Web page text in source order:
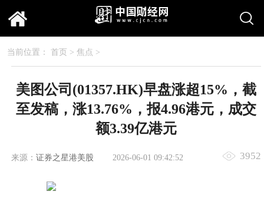
当前位置： 首页 > 焦点 >
美图公司(01357.HK)早盘涨超15%，截
至发稿，涨13.76%，报4.96港元，成交
额3.39亿港元
来源： 证券之星港美股 2026-06-01 09:42:52 3952